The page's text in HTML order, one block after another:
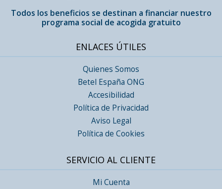
Todos los beneficios se destinan a financiar nuestro
programa social de acogida gratuito
ENLACES ÚTILES
Quienes Somos
Betel España ONG
Accesibilidad
Política de Privacidad
Aviso Legal
Política de Cookies
SERVICIO AL CLIENTE
Mi Cuenta